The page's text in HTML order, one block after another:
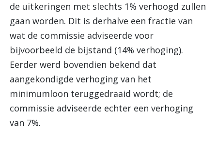
de uitkeringen met slechts 1% verhoogd zullen
gaan worden. Dit is derhalve een fractie van
wat de commissie adviseerde voor
bijvoorbeeld de bijstand (14% verhoging).
Eerder werd bovendien bekend dat
aangekondigde verhoging van het
minimumloon teruggedraaid wordt; de
commissie adviseerde echter een verhoging
van 7%.